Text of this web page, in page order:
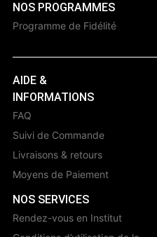
NOS PROGRAMMES
Programme de Fidélité
AIDE &
INFORMATIONS
FAQ
Suivi de Commande
Livraisons & retours
Moyens de Paiement
NOS SERVICES
Rendez-vous en Institut